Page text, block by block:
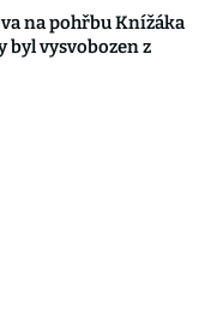
na pohřbu Knížáka
byl vysvobozen z